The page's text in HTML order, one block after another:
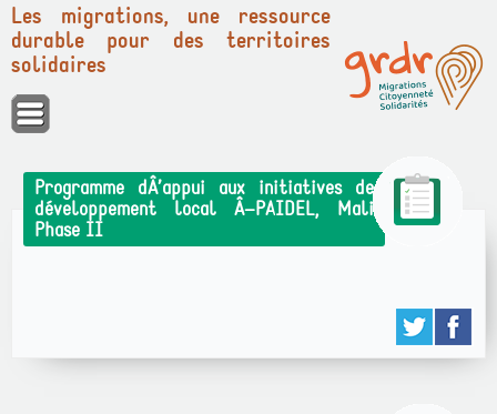
Panneau de gestion des cookies
Les migrations, une ressource
durable pour des territoires
solidaires
Programme dÂ’appui aux initiatives de
développement local Â–PAIDEL, Mali
Phase II